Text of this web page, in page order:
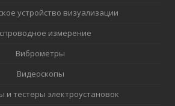
устройство визуализации
измерение
Виброметры
Видеоскопы
и тестеры электроустановок